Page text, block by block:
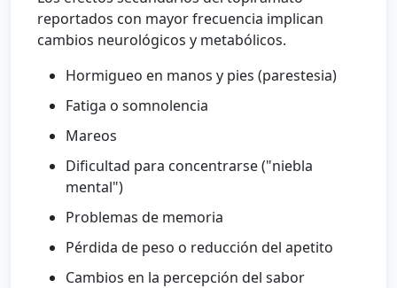
reportados con mayor frecuencia implican
cambios neurológicos y metabólicos.
Hormigueo en manos y pies (parestesia)
Fatiga o somnolencia
Mareos
Dificultad para concentrarse ("niebla
mental")
Problemas de memoria
Pérdida de peso o reducción del apetito
Cambios en la percepción del sabor